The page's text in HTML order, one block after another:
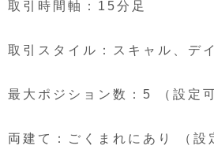
取引時間軸：15分足
取引スタイル：スキャル、デ
最大ポジション数：5 （設定
両建て：ごくまれにあり （設